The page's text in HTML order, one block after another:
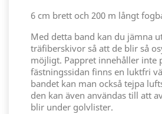
6 cm brett och 200 m långt
Med detta band kan du jämna
träfiberskivor så att de blir så
möjligt. Pappret innehåller inte
fästningssidan finns en luktfri
bandet kan man också tejpa
den kan även användas till att
blir under golvlister.